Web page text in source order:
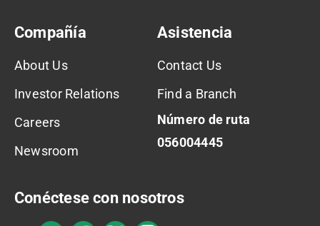
Compañía
About Us
Investor Relations
Careers
Newsroom
Asistencia
Contact Us
Find a Branch
Número de ruta
056004445
Conéctese con nosotros